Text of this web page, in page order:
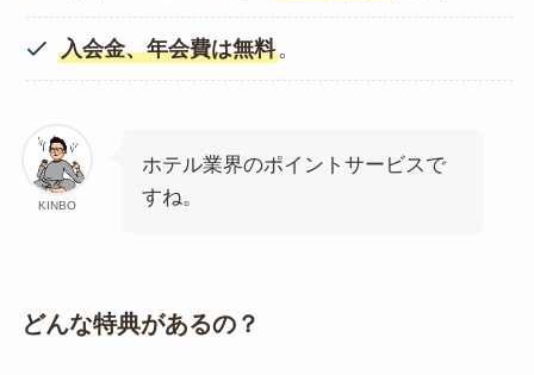
入会金、年会費は無料。
KINBO
ホテル業界のポイントサービスで
すね。
どんな特典があるの？